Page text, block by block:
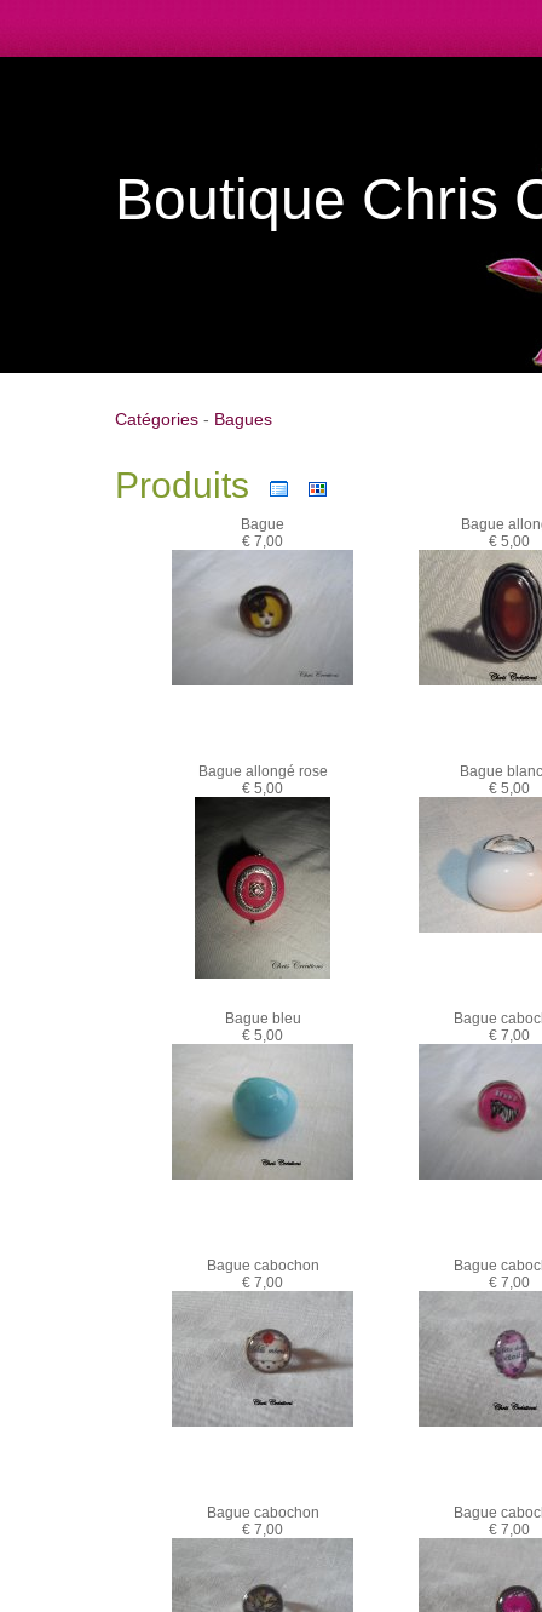
Boutique Chris
Catégories - Bagues
Produits
Bague
€ 7,00
Bague
€ 5,00
Bague allongé rose
€ 5,00
Bague
€ 5,00
Bague bleu
€ 5,00
Bague
€ 7,00
Bague cabochon
€ 7,00
Bague
€ 7,00
Bague cabochon
€ 7,00
Bague
€ 7,00